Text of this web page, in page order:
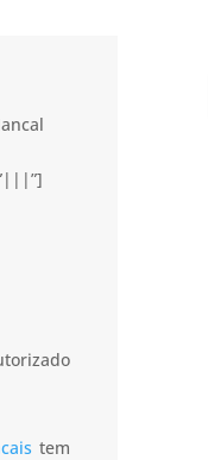
tem